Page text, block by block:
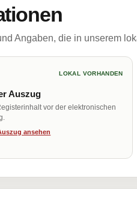
Angaben, die in unserem
LOKAL VORHANDEN
Auszug
vor der elektronischen
ansehen